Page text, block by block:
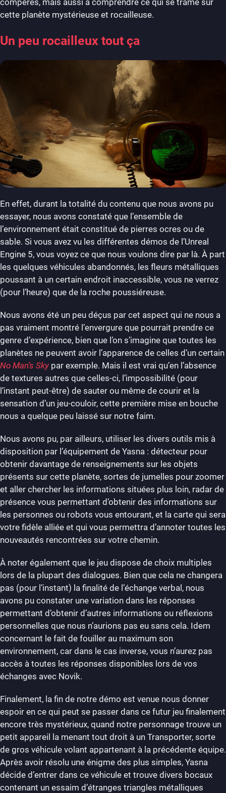
cette planète mystérieuse et rocailleuse.
Un peu rocailleux tout ça
En effet, durant la totalité du contenu que nous avons pu
essayer, nous avons constaté que l’ensemble de
l’environnement était constitué de pierres ocres ou de
sable. Si vous avez vu les différentes démos de l’Unreal
Engine 5, vous voyez ce que nous voulons dire par là. À part
les quelques véhicules abandonnés, les fleurs métalliques
poussant à un certain endroit inaccessible, vous ne verrez
(pour l’heure) que de la roche poussiéreuse.
Nous avons été un peu déçus par cet aspect qui ne nous a
pas vraiment montré l’envergure que pourrait prendre ce
genre d’expérience, bien que l’on s’imagine que toutes les
planètes ne peuvent avoir l’apparence de celles d’un certain
No Man’s Sky par exemple. Mais il est vrai qu’en l’absence
de textures autres que celles-ci, l’impossibilité (pour
l’instant peut-être) de sauter ou même de courir et la
sensation d’un jeu-couloir, cette première mise en bouche
nous a quelque peu laissé sur notre faim.
Nous avons pu, par ailleurs, utiliser les divers outils mis à
disposition par l’équipement de Yasna : détecteur pour
obtenir davantage de renseignements sur les objets
présents sur cette planète, sortes de jumelles pour zoomer
et aller chercher les informations situées plus loin, radar de
présence vous permettant d’obtenir des informations sur
les personnes ou robots vous entourant, et la carte qui sera
votre fidèle alliée et qui vous permettra d’annoter toutes les
nouveautés rencontrées sur votre chemin.
À noter également que le jeu dispose de choix multiples
lors de la plupart des dialogues. Bien que cela ne changera
pas (pour l’instant) la finalité de l’échange verbal, nous
avons pu constater une variation dans les réponses
permettant d’obtenir d’autres informations ou réflexions
personnelles que nous n’aurions pas eu sans cela. Idem
concernant le fait de fouiller au maximum son
environnement, car dans le cas inverse, vous n’aurez pas
accès à toutes les réponses disponibles lors de vos
échanges avec Novik.
Finalement, la fin de notre démo est venue nous donner
espoir en ce qui peut se passer dans ce futur jeu finalement
encore très mystérieux, quand notre personnage trouve un
petit appareil la menant tout droit à un Transporter, sorte
de gros véhicule volant appartenant à la précédente équipe.
Après avoir résolu une énigme des plus simples, Yasna
décide d’entrer dans ce véhicule et trouve divers bocaux
contenant un essaim d’étranges triangles métalliques